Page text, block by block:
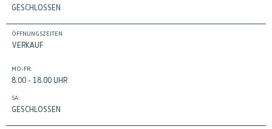
GESCHLOSSEN
ÖFFNUNGSZEITEN
VERKAUF
MO-FR:
8.00 - 18.00 UHR
SA:
GESCHLOSSEN